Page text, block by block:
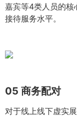
嘉宾等4类人员的核
接待服务水平。
05 商务配对
对于线上线下虚实